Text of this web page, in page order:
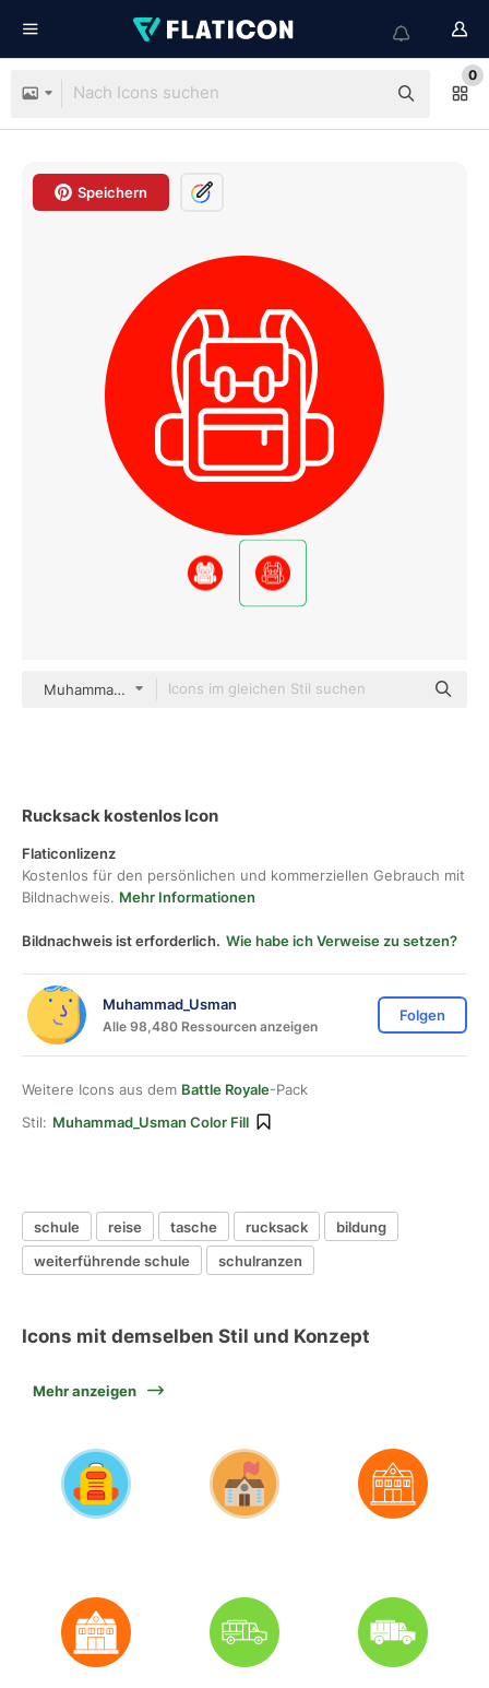
0
Speichern
Muhammad_Usman color fill
Rucksack kostenlos Icon
Flaticonlizenz
Kostenlos für den persönlichen und kommerziellen Gebrauch mit
Bildnachweis. Mehr Informationen
Bildnachweis ist erforderlich. Wie habe ich Verweise zu setzen?
Muhammad_Usman
Alle 98,480 Ressourcen anzeigen
Folgen
Weitere Icons aus dem Battle Royale-Pack
Stil: Muhammad_Usman Color Fill
schule reise tasche rucksack
bildung
weiterführende schule
schulranzen
Icons mit demselben Stil und Konzept
Mehr anzeigen